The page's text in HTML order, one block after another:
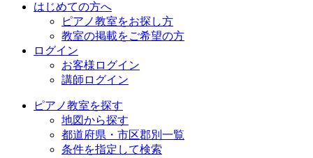
はじめての方へ
ピアノ教室をお探し方
教室の掲載をご希望の方
ログイン
お客様ログイン
講師ログイン
ピアノ教室を探す
地図から探す
都道府県・市区郡別一覧
条件を指定して検索